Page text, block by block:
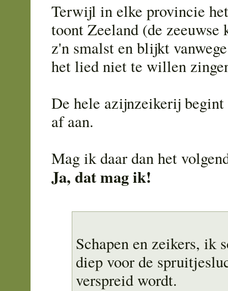
Terwijl in elke provincie
toont Zeeland (de zeeuwse
z'n smalst en blijkt
het lied niet te willen
De hele azijnzeikerij begint
af aan.
Mag ik daar dan het
Ja, dat mag ik!
Schapen en zeikers, ik
diep voor de
verspreid wordt.